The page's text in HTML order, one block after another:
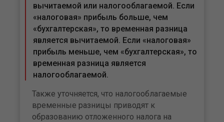
вычитаемой или налогооблагаемой. Если
«налоговая» прибыль больше, чем
«бухгалтерская», то временная разница
является вычитаемой. Если «налоговая»
прибыль меньше, чем «бухгалтерская», то
временная разница является
налогооблагаемой.
Также уточняется, что налогооблагаемые
временные разницы приводят к
образованию отложенного налога на